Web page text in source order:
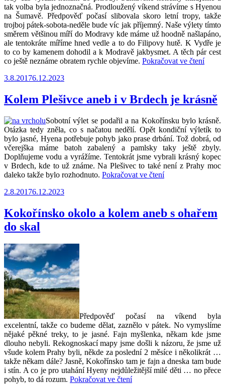
tak volba byla jednoznačná. Prodloužený víkend strávíme s Hyenou
na Šumavě. Předpověď počasí slibovala skoro letní tropy, takže
trojboj pátek-sobota-neděle bude víc jak příjemný. Naše výlety tímto
směrem většinou míří do Modravy kde máme už hoodně našlapáno,
ale tentokráte míříme hned vedle a to do Filipovy hutě. K Vydře je
to co by kamenem dohodil a k Modravě jakbysmet. A těch pár cest
co ještě neznáme obratem rychle objevíme. Pokračovat ve čtení
výlet
kolem
Publikováno
3.8.20176.12.2023
Kolem Plešivce aneb i v Brdech je krásně
Sobotní výlet se podařil a na Kokořínsku bylo krásně.
Otázka tedy zněla, co s načatou nedělí. Opět kondiční výletík to
bylo jasné, Hyena potřebuje pohyb jako prase drbání. Tož dobrá, od
včerejška máme batoh zabalený a pamlsky taky ještě zbyly.
Doplňujeme vodu a vyrážíme. Tentokrát jsme vybrali krásný kopec
v Brdech, kde to už známe. Na Plešivec to také není z Prahy moc
daleko takže bylo rozhodnuto. Pokračovat ve čtení„Kolem
v
Brdech
Publikováno
2.8.20176.12.2023
Kokořínsko okolo a kolem aneb s ohařem
do skal
Předpověď počasí na víkend byla
excelentní, takže co budeme dělat, zaznělo v pátek. No vymyslíme
nějaké pěkné treky, to je jasné. Fajn myšlenka, někam kde jsme
dlouho nebyli. Rekognoskací mapy jsme došli k názoru, že jsme už
všude kolem Prahy byli, někde za poslední 2 měsíce i několikrát …
takže někam dále? Jasně, Kokořínsko tam je fajn a dneska tam bude
i stín. A co je pro utahání Hyeny nejdůležitější milé děti … no přece
pohyb, to dá rozum. Pokračovat ve čtení„Kokořínsko